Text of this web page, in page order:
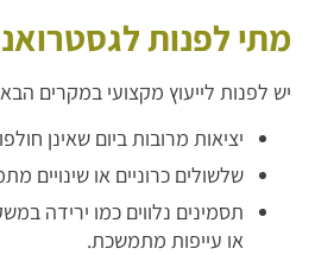
מתי לפנות
יש לפנות לייעוץ מקצועי במקרים
יציאות מרובות ביום שאינן
שלשולים כרוניים או שינויים
תסמינים נלווים כמו ירידה
או עייפות מתמשכת.